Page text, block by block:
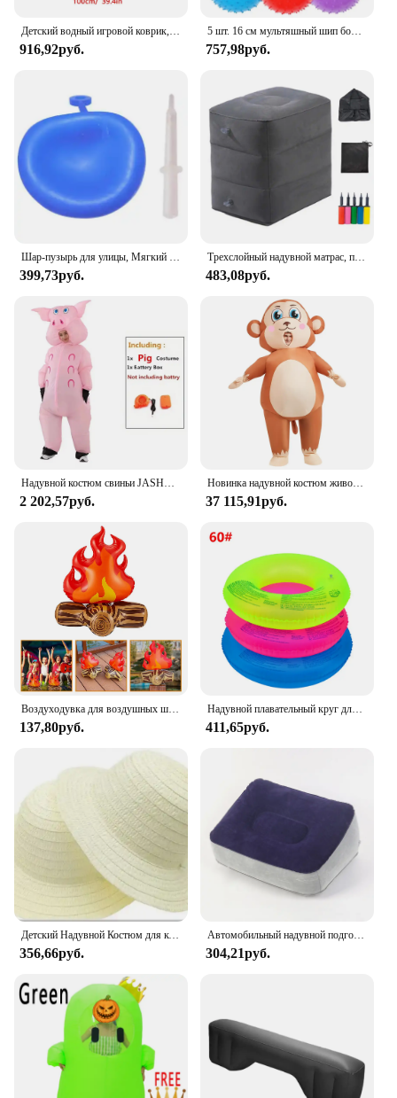
Детский водный игровой коврик, надувная подушка из ПВХ, для младенцев, животик, раннее обучение, развивающие игрушки, подарок
916,92руб.
5 шт. 16 см мультяшный шип большой шар развивающий детский шар интерактивные игры игрушки детский надувной резиновый шар подарок на день рождения
757,98руб.
Шар-пузырь для улицы, Мягкий шар-пузырь с наполнением воздухом и водой, детский надувной шар, игрушка, веселая вечерние, летние надувные детские подарки
399,73руб.
Трехслойный надувной матрас, подушка для отдыха на ногах, автомобильный самолет на больших расстояниях, высокоскоростная тележка для детей, кровать для сна
483,08руб.
2 202,57руб.
Новинка надувной костюм животного обезьяны Аниме Косплей Пурим Рождество Хэллоуин Вечеринка костюм для взрослых
37 115,91руб.
137,80руб.
Надувной плавательный круг для детей и взрослых, ФЛУОРЕСЦЕНТНОЕ спасательное кольцо, портативный плавательный надувной поплавок
411,65руб.
Детский Надувной Костюм для косплея динозавров на день Хэллоуина
356,66руб.
Автомобильный надувной подголовник для поясницы, воздушные матовые, высокоскоростной, для путешествий на дальнем расстоянии, подходит для детского подголовника для сна
304,21руб.